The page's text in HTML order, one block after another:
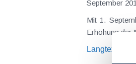
September
Mit 1.
Erhöhung der
Langtext